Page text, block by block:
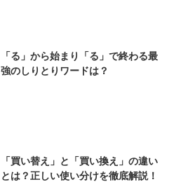
「る」から始まり「る」で終わる最
強のしりとりワードは？
「買い替え」と「買い換え」の違い
とは？正しい使い分けを徹底解説！